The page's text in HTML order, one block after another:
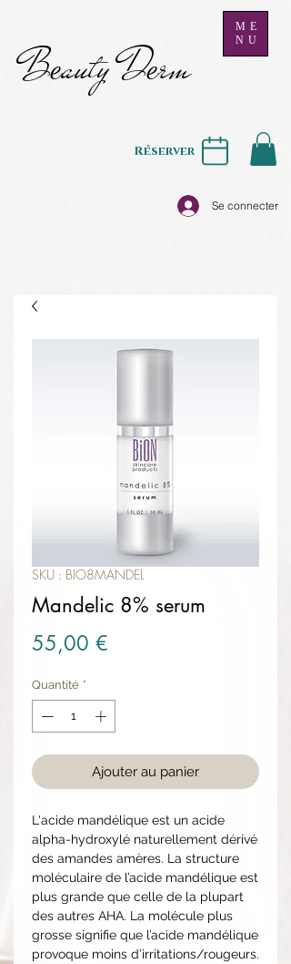
Beauty Derm
ME
NU
Se connecter
Réserver
SKU : BIO8MANDEL
Mandelic 8% serum
55,00 €
Quantité *
Ajouter au panier
L'acide mandélique est un acide
alpha-hydroxylé naturellement dérivé
des amandes amères. La structure
moléculaire de l’acide mandélique est
plus grande que celle de la plupart
des autres AHA. La molécule plus
grosse signifie que l’acide mandélique
provoque moins d’irritations/rougeurs.